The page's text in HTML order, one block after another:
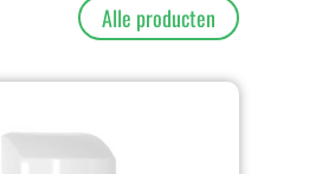
Alle producten